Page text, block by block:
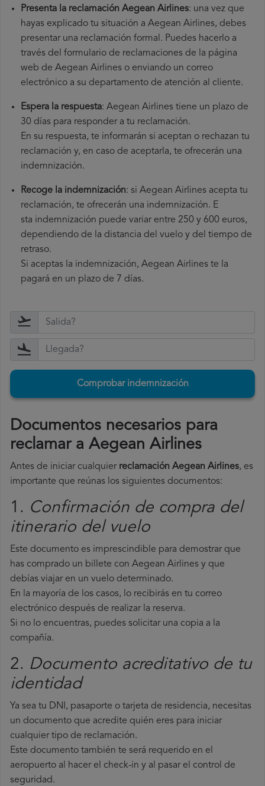
Presenta la reclamación Aegean Airlines: una vez que
hayas explicado tu situación a Aegean Airlines, debes
presentar una reclamación formal. Puedes hacerlo a
través del formulario de reclamaciones de la página
web de Aegean Airlines o enviando un correo
electrónico a su departamento de atención al cliente.
Espera la respuesta: Aegean Airlines tiene un plazo de
30 días para responder a tu reclamación.
En su respuesta, te informarán si aceptan o rechazan tu
reclamación y, en caso de aceptarla, te ofrecerán una
indemnización.
Recoge la indemnización: si Aegean Airlines acepta tu
reclamación, te ofrecerán una indemnización. E
sta indemnización puede variar entre 250 y 600 euros,
dependiendo de la distancia del vuelo y del tiempo de
retraso.
Si aceptas la indemnización, Aegean Airlines te la
pagará en un plazo de 7 días.
Comprobar indemnización
Documentos necesarios para
reclamar a Aegean Airlines
Antes de iniciar cualquier reclamación Aegean Airlines, es
importante que reúnas los siguientes documentos:
1. Confirmación de compra del
itinerario del vuelo
Este documento es imprescindible para demostrar que
has comprado un billete con Aegean Airlines y que
debías viajar en un vuelo determinado.
En la mayoría de los casos, lo recibirás en tu correo
electrónico después de realizar la reserva.
Si no lo encuentras, puedes solicitar una copia a la
compañía.
2. Documento acreditativo de tu
identidad
Ya sea tu DNI, pasaporte o tarjeta de residencia, necesitas
un documento que acredite quién eres para iniciar
cualquier tipo de reclamación.
Este documento también te será requerido en el
aeropuerto al hacer el check-in y al pasar el control de
seguridad.